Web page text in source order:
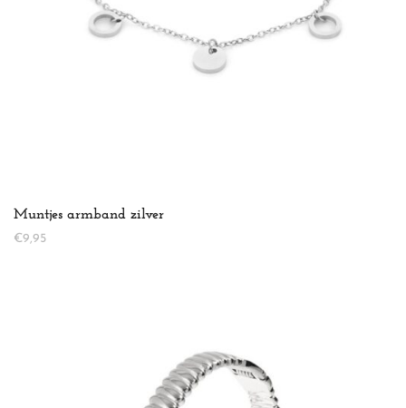
Muntjes armband zilver
€9,95